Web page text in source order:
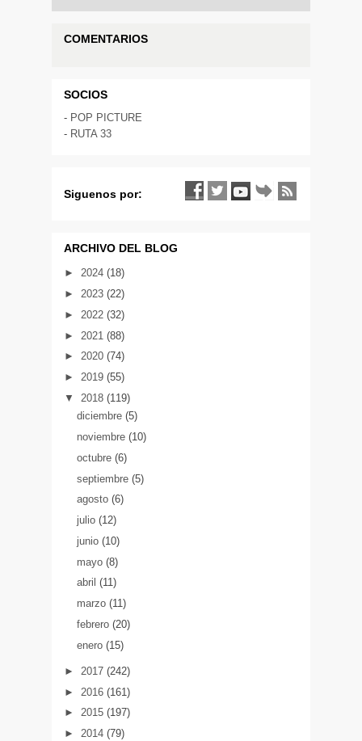
COMENTARIOS
SOCIOS
- POP PICTURE
- RUTA 33
Siguenos por:
ARCHIVO DEL BLOG
► 2024 (18)
► 2023 (22)
► 2022 (32)
► 2021 (88)
► 2020 (74)
► 2019 (55)
▼ 2018 (119)
diciembre (5)
noviembre (10)
octubre (6)
septiembre (5)
agosto (6)
julio (12)
junio (10)
mayo (8)
abril (11)
marzo (11)
febrero (20)
enero (15)
► 2017 (242)
► 2016 (161)
► 2015 (197)
► 2014 (79)